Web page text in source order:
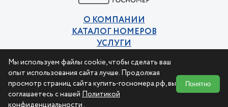
Мы используем файлы cookie, чтобы сделать ваш
опыт использования сайта лучше. Продолжая
просмотр страниц сайта купить-госномера.рф, вы
соглашаетесь с нашей Политикой
конфиденциальности .
Понятно
О КОМПАНИИ
КАТАЛОГ НОМЕРОВ
УСЛУГИ
Политика конфиденциальности
Пользовательское соглашение